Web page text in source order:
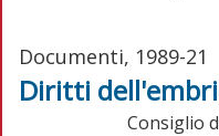
Documenti, 1989-21
Diritti
Consiglio